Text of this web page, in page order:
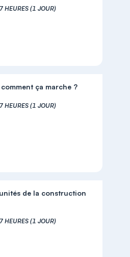
7 HEURES (1 JOUR)
ça marche ?
7 HEURES (1 JOUR)
de la construction
7 HEURES (1 JOUR)